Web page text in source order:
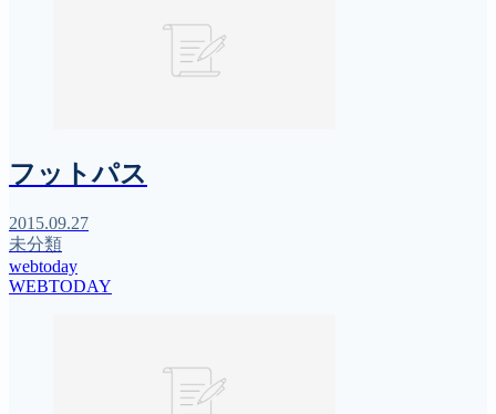
フットパス
2015.09.27
未分類
webtoday
WEBTODAY